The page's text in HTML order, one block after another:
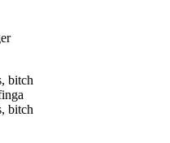
bitch
bitch